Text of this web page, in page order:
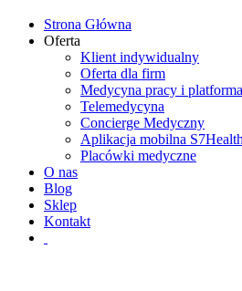
Strona Główna
Oferta
Klient indywidualny
Oferta dla firm
Medycyna pracy i
Telemedycyna
Concierge Medyczny
Aplikacja mobilna
Placówki medyczne
O nas
Blog
Sklep
Kontakt